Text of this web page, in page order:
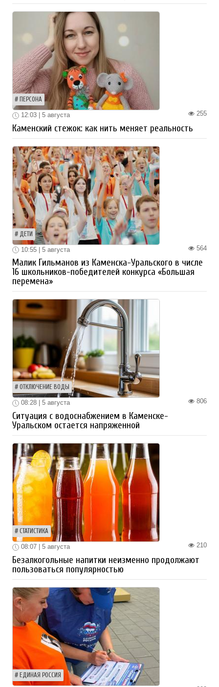
ПЕРСОНА
255
12:03 | 5 августа
Каменский стежок: как нить меняет реальность
ДЕТИ
564
10:55 | 5 августа
Малик Гильманов из Каменска-Уральского в числе
16 школьников-победителей конкурса «Большая
перемена»
ОТКЛЮЧЕНИЕ ВОДЫ
806
08:28 | 5 августа
Ситуация с водоснабжением в Каменске-
Уральском остается напряженной
СТАТИСТИКА
210
08:07 | 5 августа
Безалкогольные напитки неизменно продолжают
пользоваться популярностью
ЕДИНАЯ РОССИЯ